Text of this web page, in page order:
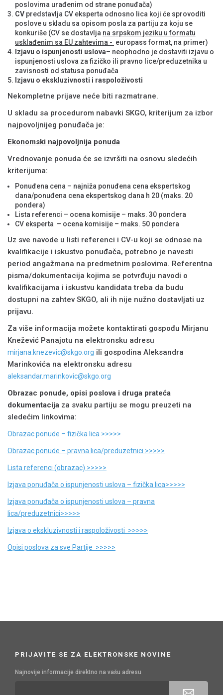
poslovima urađenim od strane ponuđača)
CV predstavlja CV eksperta odnosno lica koji će sprovoditi
poslove u skladu sa opisom posla za partiju za koju se
konkuriše (CV se dostavlja na srpskom jeziku u formatu
usklađenim sa EU zahtevima - europass format, na primer)
Izjavu o ispunjenosti uslova– neophodno je dostaviti izjavu o
ispunjenosti uslova za fizičko ili pravno lice/preduzetnika u
zavisnosti od statusa ponuđača
Izjavu o ekskluzivnosti i raspoloživosti
Nekompletne prijave neće biti razmatrane.
U skladu sa procedurom nabavki SKGO, kriterijum za izbor
najpovoljnijeg ponuđača je:
Ekonomski najpovoljnija ponuda
Vrednovanje ponuda će se izvršiti na osnovu sledećih
kriterijuma:
Ponuđena cena – najniža ponuđena cena ekspertskog
dana/ponuđena cena ekspertskog dana h 20 (maks. 20
pondera)
Lista referenci – ocena komisije – maks. 30 pondera
CV eksperta – ocena komisije – maks. 50 pondera
Uz sve navode u listi referenci i CV-u koji se odnose na
kvalifikacije i iskustvo ponuđača, potrebno je navesti
period angažmana na predmetnim poslovima. Referentna
pisma/dokumentacija kojima se potvrđuju navodi o
kvalifikacijama i iskustvu kandidata treba da budu
dostupni na zahtev SKGO, ali ih nije nužno dostavljati uz
prijavu.
Za više informacija možete kontaktirati gospođu Mirjanu
Knežević Panajotu na elektronsku adresu
mirjana.knezevic@skgo.org ili gospodina Aleksandra
Marinkovića na elektronsku adresu
aleksandar.marinkovic@skgo.org
Obrazac ponude, opisi poslova i druga prateća
dokumentacija za svaku partiju se mogu preuzeti na
sledećim linkovima:
Obrazac ponude – fizička lica >>>>>
Obrazac ponude – pravna lica/preduzetnici >>>>>
Lista referenci (obrazac) >>>>>
Izjava ponuđača o ispunjenosti uslova – fizička lica>>>>>
Izjava ponuđača o ispunjenosti uslova – pravna
lica/preduzetnici>>>>>
Izjava o ekskluzivnosti i raspoloživosti >>>>>
Opisi poslova za sve Partije >>>>>
PRIJAVITE SE ZA ELEKTRONSKE NOVINE
Najnovije informacije direktno na vašu adresu